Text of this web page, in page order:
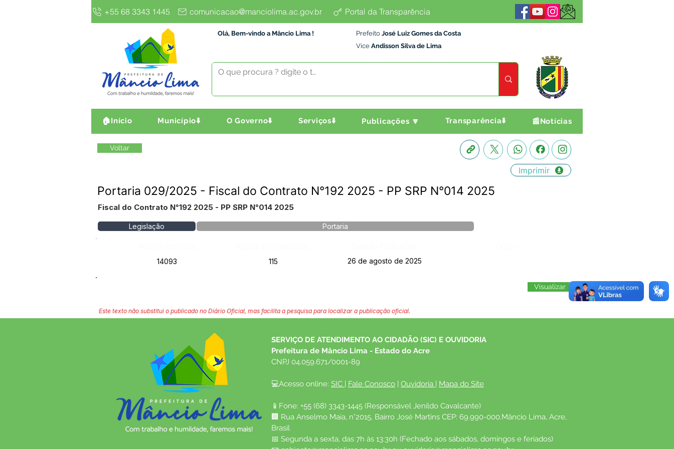
+55 68 3343 1445 comunicacao@manciolima.ac.gov.br Portal da Transparência
Olá, Bem-vindo a Mâncio Lima ! Prefeito José Luiz Gomes da Costa
Vice Andisson Silva de Lima
🏠Início Município⬇️ O Governo⬇️ Serviços⬇️ Publicações 🔽 Transparência⬇️ 📰Notícias
Voltar
Imprimir
Portaria 029/2025 - Fiscal do Contrato N°192 2025 - PP SRP N°014 2025
Fiscal do Contrato N°192 2025 - PP SRP N°014 2025
Legislação Portaria
14093
115 26 de agosto de 2025
Visualizar
Este texto não substitui o publicado no Diário Oficial, mas facilita a pesquisa para localizar a publicação oficial.
SERVIÇO DE ATENDIMENTO AO CIDADÃO (SIC) E OUVIDORIA
Prefeitura de Mâncio Lima - Estado do Acre
CNPJ 04.059.671/0001-89
💻Acesso online: SIC | Fale Conosco | Ouvidoria | Mapa do Site
📱Fone: +55 (68) 3343-1445 (Responsável Jenildo Cavalcante)
🏢 Rua Anselmo Maia, n°2015, Bairro José Martins CEP: 69.990-000.Mâncio Lima, Acre,
Brasil
📅 Segunda a sexta, das 7h às 13:30h (Fechado aos sábados, domingos e feriados)